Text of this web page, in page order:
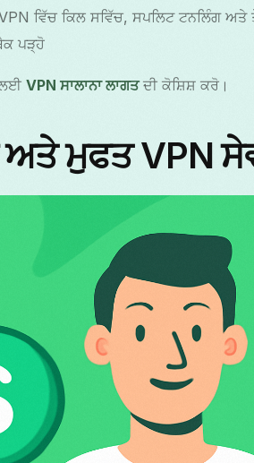
ਵਿੱਚ ਕਿਲ ਸਵਿੱਚ, ਸਪਲਿਟ ਟਨਲਿੰਗ
ਪੜ੍ਹੋ
ਲਈ VPN ਸਾਲਾਨਾ ਲਾਗਤਦੀ ਕੋਸ਼ਿਸ਼ ਕਰੋ।
ਮੁਫਤ VPN